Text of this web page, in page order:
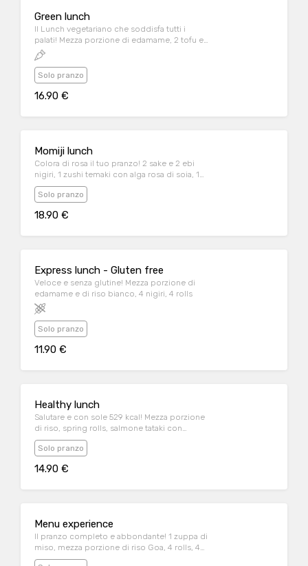
Green lunch
Il Lunch vegetariano che soddisfa tutti i
palati! Mezza porzione di edamame, 2 tofu e
2 avocado nigiri, 1 roll shibuya veggie con
zucca fritta
Solo pranzo
16.90 €
Momiji lunch
Colora di rosa il tuo pranzo! 2 sake e 2 ebi
nigiri, 1 zushi temaki con alga rosa di soia, 1
pink salmon passion (6 pezzi)
Solo pranzo
18.90 €
Express lunch - Gluten free
Veloce e senza glutine! Mezza porzione di
edamame e di riso bianco, 4 nigiri, 4 rolls
Solo pranzo
11.90 €
Healthy lunch
Salutare e con sole 529 kcal! Mezza porzione
di riso, spring rolls, salmone tataki con
avocado e sesamo
Solo pranzo
14.90 €
Menu experience
Il pranzo completo e abbondante! 1 zuppa di
miso, mezza porzione di riso Goa, 4 rolls, 4
nigiri, gelato al the verde